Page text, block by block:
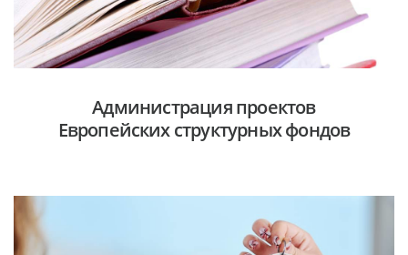
Администрация проектов
Европейских структурных фондов